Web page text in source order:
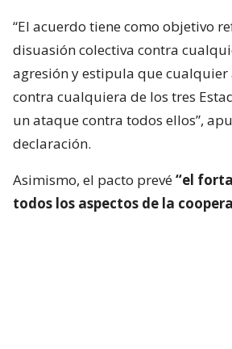
“El acuerdo tiene como objetivo
disuasión colectiva contra
agresión y estipula que
contra cualquiera de los tres
un ataque contra todos ellos”,
declaración.
Asimismo, el pacto prevé“el
todos los aspectos de la